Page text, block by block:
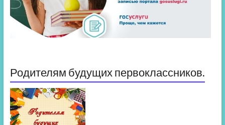
Родителям будущих первоклассников.